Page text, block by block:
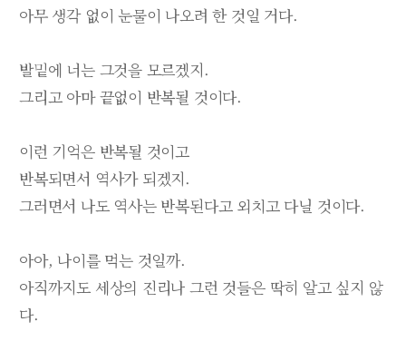
아무 생각 없이 눈물이 나오려 한 것일 거다.
발밑에 너는 그것을 모르겠지.
그리고 아마 끝없이 반복될 것이다.
이런 기억은 반복될 것이고
반복되면서 역사가 되겠지.
그러면서 나도 역사는 반복된다고 외치고 다닐 것이다.
아아, 나이를 먹는 것일까.
아직까지도 세상의 진리나 그런 것들은 딱히 알고 싶지 않
다.